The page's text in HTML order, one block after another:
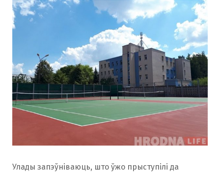
Улады запэўніваюць, што ўжо прыступілі да